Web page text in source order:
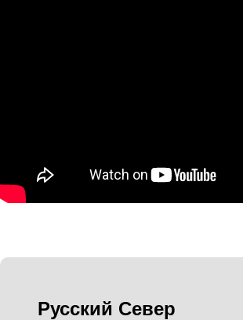
Русский Север